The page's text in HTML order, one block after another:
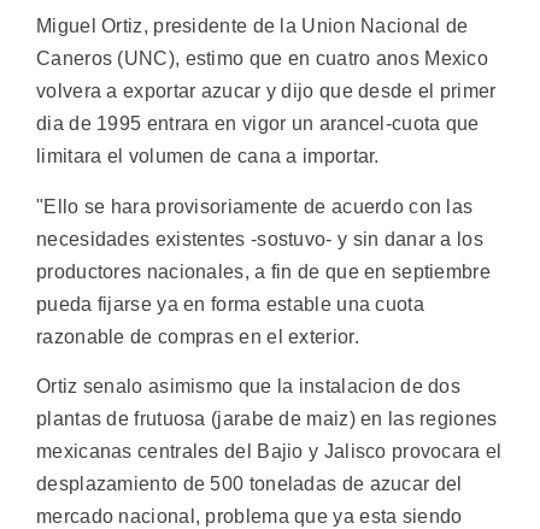
Miguel Ortiz, presidente de la Union Nacional de
Caneros (UNC), estimo que en cuatro anos Mexico
volvera a exportar azucar y dijo que desde el primer
dia de 1995 entrara en vigor un arancel-cuota que
limitara el volumen de cana a importar.
"Ello se hara provisoriamente de acuerdo con las
necesidades existentes -sostuvo- y sin danar a los
productores nacionales, a fin de que en septiembre
pueda fijarse ya en forma estable una cuota
razonable de compras en el exterior.
Ortiz senalo asimismo que la instalacion de dos
plantas de frutuosa (jarabe de maiz) en las regiones
mexicanas centrales del Bajio y Jalisco provocara el
desplazamiento de 500 toneladas de azucar del
mercado nacional, problema que ya esta siendo